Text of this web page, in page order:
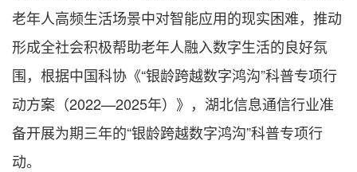
老年人高频生活场景中对智能应用的现实困难，推动
形成全社会积极帮助老年人融入数字生活的良好氛
围，根据中国科协《“银龄跨越数字鸿沟”科普专项行
动方案（2022—2025年）》，湖北信息通信行业准
备开展为期三年的“银龄跨越数字鸿沟”科普专项行
动。